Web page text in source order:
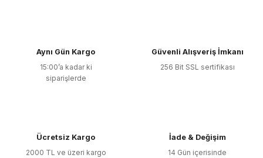
Ürün resmi kalitesiz, bozuk veya görüntülenemiyor.
Ürün açıklamasında eksik bilgiler bulunuyor.
Ürün bilgilerinde hatalar bulunuyor.
Aynı Gün Kargo
15:00’a kadar ki
siparişlerde
Güvenli Alışveriş İmkanı
256 Bit SSL sertifikası
Ücretsiz Kargo
2000 TL ve üzeri kargo
İade & Değişim
14 Gün içerisinde